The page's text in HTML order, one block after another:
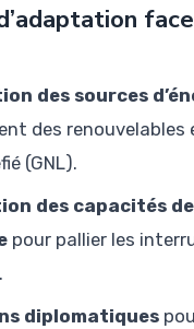
des sources
des renouvelables
(GNL).
des capacités
pour pallier les
diplomatiques